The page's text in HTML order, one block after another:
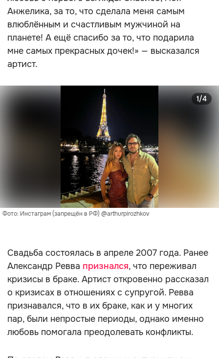
Анжелика, за то, что сделала меня самым
влюблённым и счастливым мужчиной на
планете! А ещё спасибо за то, что подарила
мне самых прекрасных дочек!» — высказался
артист.
Фото: Инстаграм (запрещён в РФ) @arthurpirozhkov
1/4
Свадьба состоялась в апреле 2007 года. Ранее
Александр Ревва признался, что переживал
кризисы в браке. Артист откровенно рассказал
о кризисах в отношениях с супругой. Ревва
признавался, что в их браке, как и у многих
пар, были непростые периоды, однако именно
любовь помогала преодолевать конфликты.